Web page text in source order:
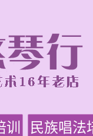
民族唱法